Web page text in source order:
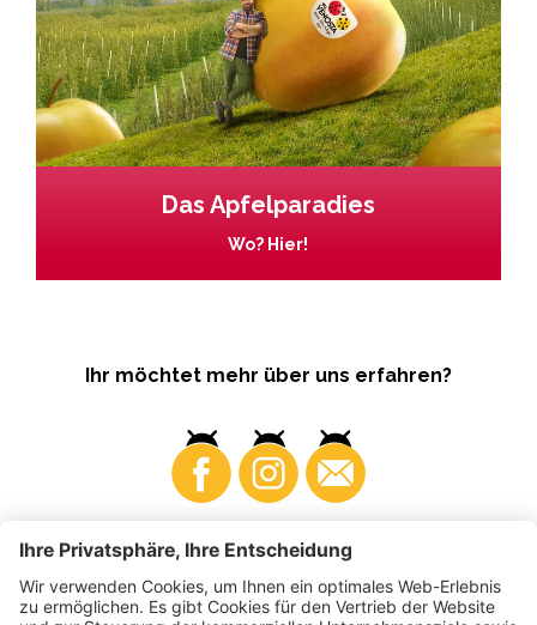
Das Apfelparadies
Wo? Hier!
Ihr möchtet mehr über uns erfahren?
Business Produzenten